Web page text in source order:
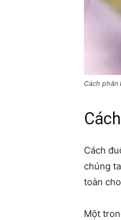
Cách phân
Cách
chúng
toàn
Một